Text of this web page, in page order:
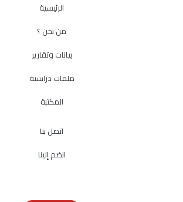
الرئيسية
من نحن ؟
بيانات وتقارير
ملفات دراسية
المكتبة
اتصل بنا
انضم إلينا